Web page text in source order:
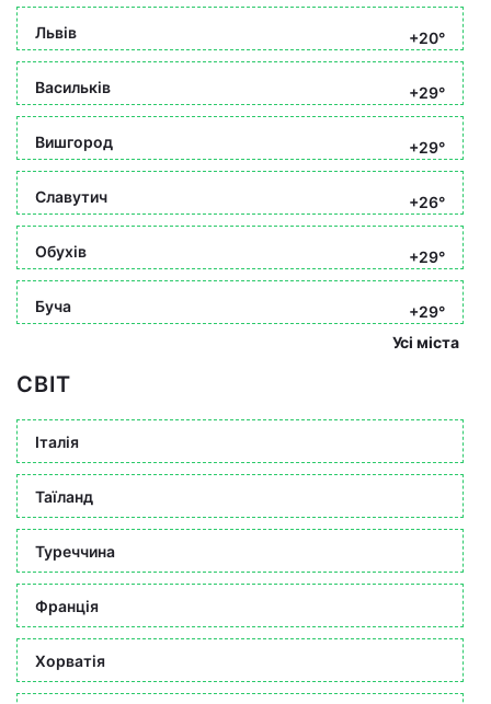
Львів +20°
Васильків +29°
Вишгород +29°
Славутич +26°
Обухів +29°
Буча
+29°
Усі міста
СВІТ
Італія
Таїланд
Туреччина
Франція
Хорватія